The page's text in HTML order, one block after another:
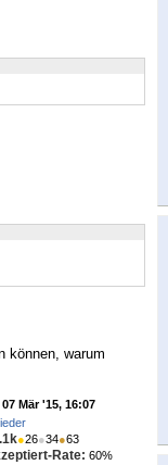
können, warum
07 Mär '15, 16:07
●26●34●63
Rate: 60%